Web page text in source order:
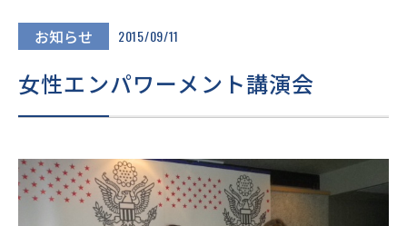
進路・進学
入試情報
在校生・
保護者の
皆様へ
卒業生の
皆様へ
地域の
皆様へ
お知らせ 2015/09/11
女性エンパワーメント講演会